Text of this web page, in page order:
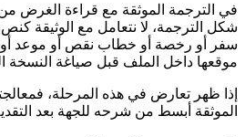
في الترجمة الموثقة مع قراءة الغرض من
شكل الترجمة، لا نتعامل مع الوثيقة
سفر أو رخصة أو خطاب نقص أو موعد أو
موقعها داخل الملف قبل صياغة النسخة
إذا ظهر تعارض في هذه المرحلة،
الموثقة أبسط من شرحه للجهة بعد